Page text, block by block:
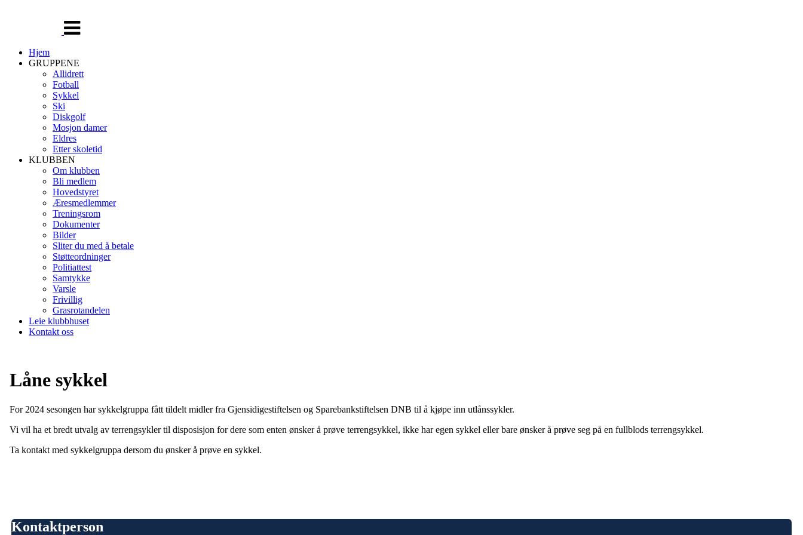
navigasjon
Hjem
GRUPPENE
Allidrett
Fotball
Sykkel
Ski
Diskgolf
Mosjon damer
Eldres
Etter skoletid
KLUBBEN
Om klubben
Bli medlem
Hovedstyret
Æresmedlemmer
Treningsrom
Dokumenter
Bilder
Sliter du med å betale
Støtteordninger
Politiattest
Samtykke
Varsle
Frivillig
Grasrotandelen
Leie klubbhuset
Kontakt oss
Låne sykkel
For 2024 sesongen har sykkelgruppa fått tildelt midler fra Gjensidigestiftelsen og Sparebankstiftelsen DNB til å kjøpe inn utlånssykler.
Vi vil ha et bredt utvalg av terrengsykler til disposisjon for dere som enten ønsker å prøve terrengsykkel, ikke har egen sykkel eller bare ønsker å prøve seg på en fullblods terrengsykkel.
Ta kontakt med sykkelgruppa dersom du ønsker å prøve en sykkel.
Kontaktperson